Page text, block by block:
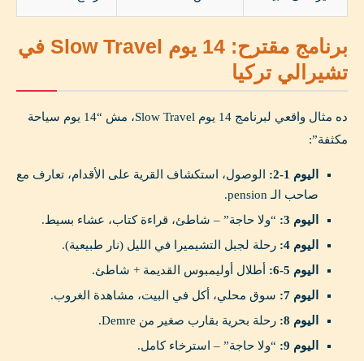
برنامج مقترح: 14 يوم Slow Travel في
تشيرالي تركيا
ده مثال واقعي لبرنامج 14 يوم Slow Travel، مش “14 يوم سياحة
مكثفة”:
اليوم 1-2:
الوصول، استكشاف القرية على الأقدام، تعارف مع
صاحب الـ pension.
اليوم 3:
“ولا حاجة” – شاطئ، قراءة كتاب، عشاء بسيط.
اليوم 4:
رحلة لجبل التشيميرا في الليل (نار طبيعية).
اليوم 5-6:
أطلال أوليمبوس القديمة + شاطئ.
اليوم 7:
سوق محلي، أكل في البيت، مشاهدة الغروب.
اليوم 8:
رحلة بحرية بقارب صغير من Demre.
اليوم 9:
“ولا حاجة” – استرخاء كامل.